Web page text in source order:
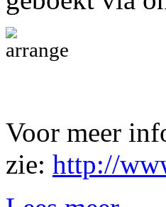
Voor meer
zie: http://